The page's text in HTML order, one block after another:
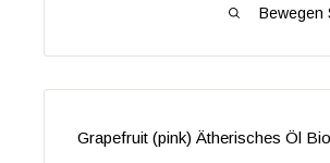
Bewegen
Grapefruit (pink) Ätherisches Öl Bio